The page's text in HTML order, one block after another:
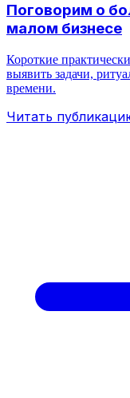
Поговорим о
малом бизнесе
Короткие
выявить задачи,
времени.
Читать